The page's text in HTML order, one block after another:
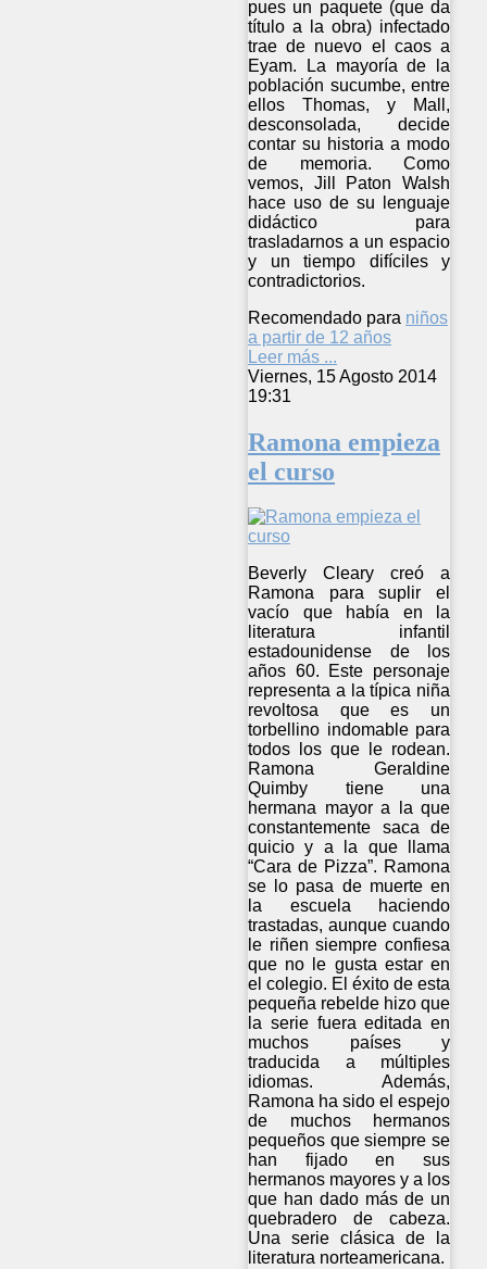
pues un paquete (que da
título a la obra) infectado
trae de nuevo el caos a
Eyam. La mayoría de la
población sucumbe, entre
ellos Thomas, y Mall,
desconsolada, decide
contar su historia a modo
de memoria. Como
vemos, Jill Paton Walsh
hace uso de su lenguaje
didáctico para
trasladarnos a un espacio
y un tiempo difíciles y
contradictorios.
Recomendado para niños
a partir de 12 años
Leer más ...
Viernes, 15 Agosto 2014
19:31
Ramona empieza
el curso
Beverly Cleary creó a
Ramona para suplir el
vacío que había en la
literatura infantil
estadounidense de los
años 60. Este personaje
representa a la típica niña
revoltosa que es un
torbellino indomable para
todos los que le rodean.
Ramona Geraldine
Quimby tiene una
hermana mayor a la que
constantemente saca de
quicio y a la que llama
“Cara de Pizza”. Ramona
se lo pasa de muerte en
la escuela haciendo
trastadas, aunque cuando
le riñen siempre confiesa
que no le gusta estar en
el colegio. El éxito de esta
pequeña rebelde hizo que
la serie fuera editada en
muchos países y
traducida a múltiples
idiomas. Además,
Ramona ha sido el espejo
de muchos hermanos
pequeños que siempre se
han fijado en sus
hermanos mayores y a los
que han dado más de un
quebradero de cabeza.
Una serie clásica de la
literatura norteamericana.